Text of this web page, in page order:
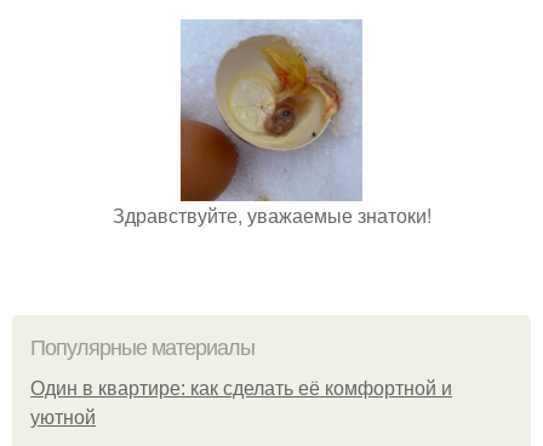
Здравствуйте, уважаемые знатоки!
Популярные материалы
Один в квартире: как сделать её комфортной и
уютной